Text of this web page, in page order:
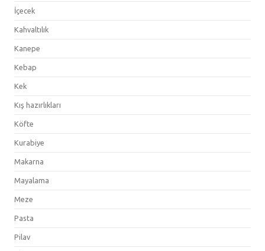
İçecek
Kahvaltılık
Kanepe
Kebap
Kek
Kış hazırlıkları
Köfte
Kurabiye
Makarna
Mayalama
Meze
Pasta
Pilav